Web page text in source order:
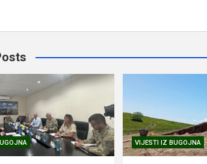
VIJESTI IZ BUGOJNA